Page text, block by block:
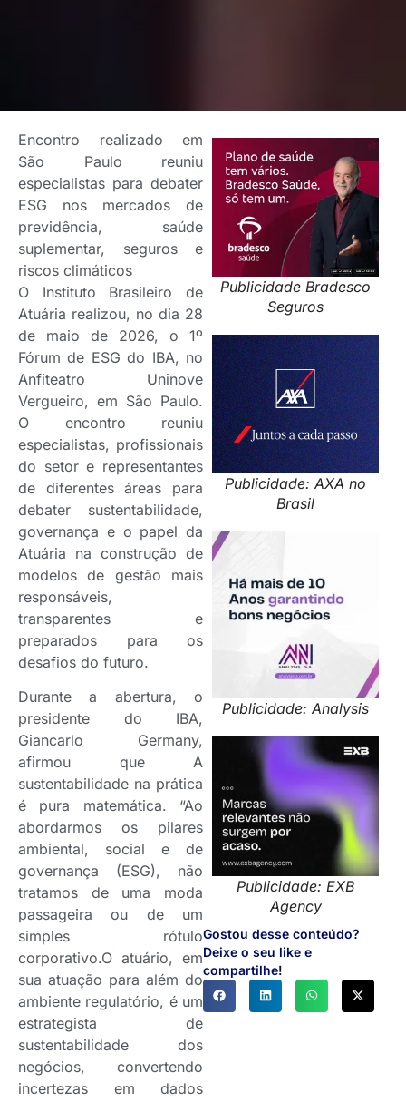
Publicidade Bradesco
Seguros
Publicidade: AXA no
Brasil
Publicidade: Analysis
Publicidade: EXB
Agency
Gostou desse conteúdo?
Deixe o seu like e
compartilhe!
Encontro realizado em
São Paulo reuniu
especialistas para debater
ESG nos mercados de
previdência, saúde
suplementar, seguros e
riscos climáticos
O Instituto Brasileiro de
Atuária realizou, no dia 28
de maio de 2026, o 1º
Fórum de ESG do IBA, no
Anfiteatro Uninove
Vergueiro, em São Paulo.
O encontro reuniu
especialistas, profissionais
do setor e representantes
de diferentes áreas para
debater sustentabilidade,
governança e o papel da
Atuária na construção de
modelos de gestão mais
responsáveis,
transparentes e
preparados para os
desafios do futuro.
Durante a abertura, o
presidente do IBA,
Giancarlo Germany,
afirmou que A
sustentabilidade na prática
é pura matemática. “Ao
abordarmos os pilares
ambiental, social e de
governança (ESG), não
tratamos de uma moda
passageira ou de um
simples rótulo
corporativo.O atuário, em
sua atuação para além do
ambiente regulatório, é um
estrategista de
sustentabilidade dos
negócios, convertendo
incertezas em dados